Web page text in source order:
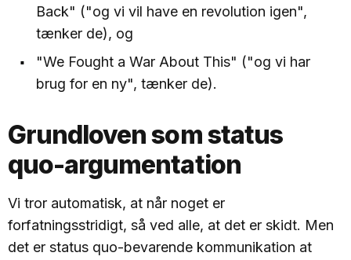
Back" ("og vi vil have en revolution igen",
tænker de), og
"We Fought a War About This" ("og vi har
brug for en ny", tænker de).
Grundloven som status
quo-argumentation
Vi tror automatisk, at når noget er
forfatningsstridigt, så ved alle, at det er skidt. Men
det er status quo-bevarende kommunikation at